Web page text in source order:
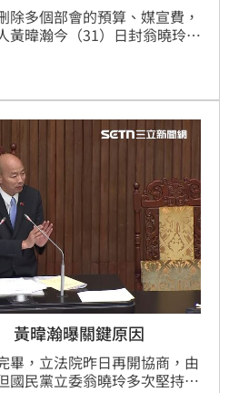
除多個部會的預算、媒宣費，
黃暐瀚今（31）日封翁曉玲為
傳？照翁的邏輯，台中市府
黃暐瀚曝關鍵原因
畢，立法院昨日再開協商，由
國民黨立委翁曉玲多次堅持發